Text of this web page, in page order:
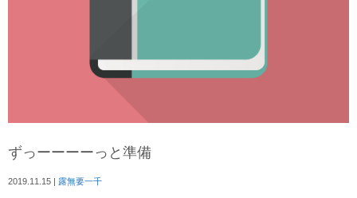
ずっーーーーっと準備
2019.11.15 | 露無要一千